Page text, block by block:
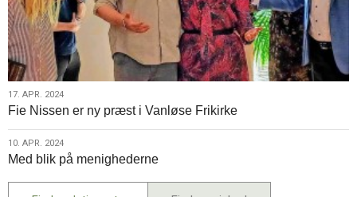
17.
apr.
2024
17. APR. 2024
Fie Nissen er ny præst i Vanløse Frikirke
10.
apr.
10. APR. 2024
Med blik på menighederne